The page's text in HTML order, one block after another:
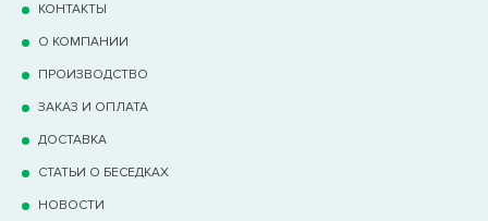
КОНТАКТЫ
О КОМПАНИИ
ПРОИЗВОДСТВО
ЗАКАЗ И ОПЛАТА
ДОСТАВКА
СТАТЬИ О БЕСЕДКАХ
НОВОСТИ